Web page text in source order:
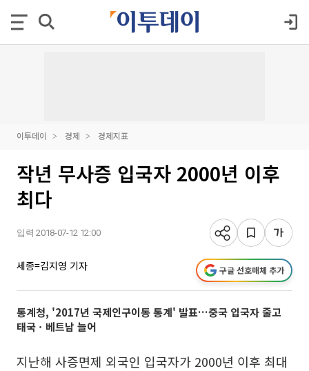
이투데이 경제 경제지표
작년 무사증 입국자 2000년 이후
최다
입력 2018-07-12 12:00
세종=김지영 기자 구글 선호매체 추가
통계청, '2017년 국제인구이동 통계' 발표…중국 입국자 줄고
태국ㆍ베트남 늘어
지난해 사증면제 외국인 입국자가 2000년 이후 최대